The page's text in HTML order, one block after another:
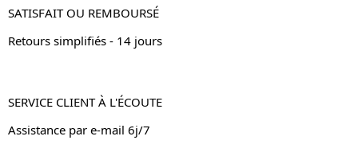
SATISFAIT OU REMBOURSÉ
Retours simplifiés - 14 jours
SERVICE CLIENT À L'ÉCOUTE
Assistance par e-mail 6j/7